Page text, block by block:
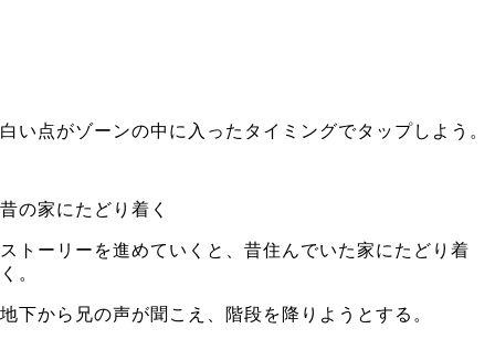
白い点がゾーンの中に入ったタイミングでタップしよう。
昔の家にたどり着く
ストーリーを進めていくと、昔住んでいた家にたどり着
く。
地下から兄の声が聞こえ、階段を降りようとする。